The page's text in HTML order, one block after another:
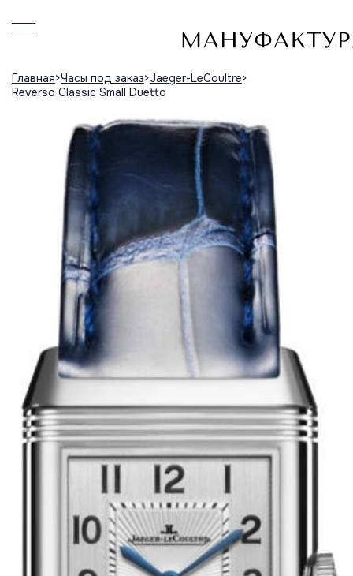
Главная Часы под заказ Jaeger-LeCoultre
Reverso Classic Small Duetto